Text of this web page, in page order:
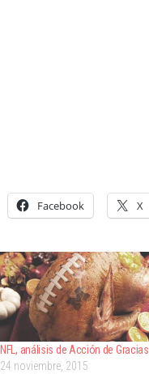
Facebook X
NFL, análisis de Acción de Gracias
24 noviembre, 2015